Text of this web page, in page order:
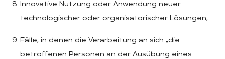
Innovative Nutzung oder Anwendung neuer
technologischer oder organisatorischer Lösungen,
Fälle, in denen die Verarbeitung an sich „die
betroffenen Personen an der Ausübung eines